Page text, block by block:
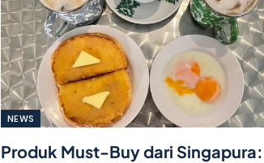
NEWS
Produk Must-Buy dari Singapura: